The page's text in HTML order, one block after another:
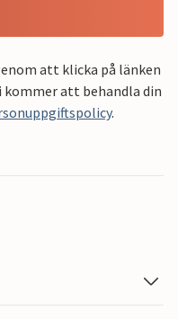
att klicka på länken
kommer att behandla din
.